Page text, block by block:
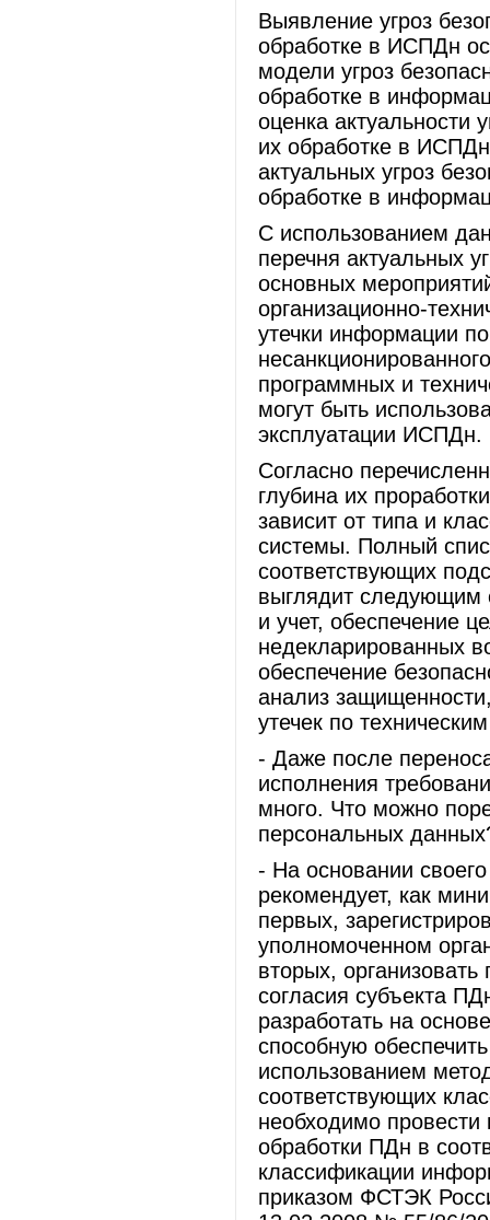
Выявление угроз
обработке в ИСПДн
модели угроз
обработке в
оценка актуальности
их обработке в
актуальных угроз
обработке в
С использованием
перечня актуальных
основных
организационно-
утечки информации
программных и
могут быть
эксплуатации ИСПДн.
Согласно
глубина их
зависит от типа и
системы. Полный
соответствующих
выглядит следующим
и учет, обеспечение
недекларированных
обеспечение
анализ
утечек по
- Даже после
исполнения
много. Что можно
персональных
- На основании
рекомендует, как
первых,
уполномоченном
вторых,
согласия субъекта
разработать на
способную
использованием
соответствующих
необходимо
обработки ПДн в
классификации
приказом ФСТЭК